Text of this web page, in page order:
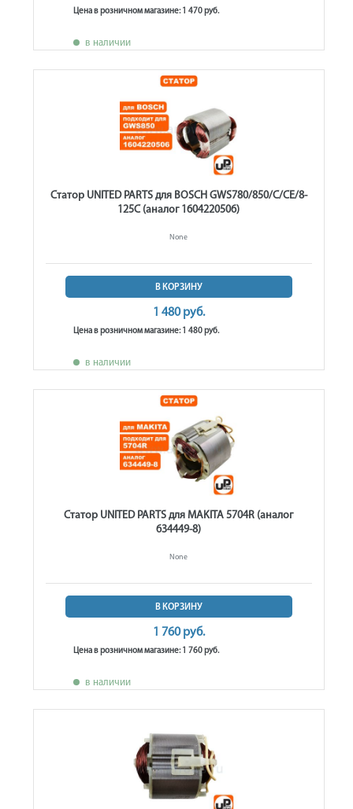
Цена в розничном магазине: 1 470 руб.
в наличии
Статор UNITED PARTS для BOSCH GWS780/850/C/CE/8-
125C (аналог 1604220506)
None
В КОРЗИНУ
1 480 руб.
Цена в розничном магазине: 1 480 руб.
в наличии
Статор UNITED PARTS для MAKITA 5704R (аналог
634449-8)
None
В КОРЗИНУ
1 760 руб.
Цена в розничном магазине: 1 760 руб.
в наличии